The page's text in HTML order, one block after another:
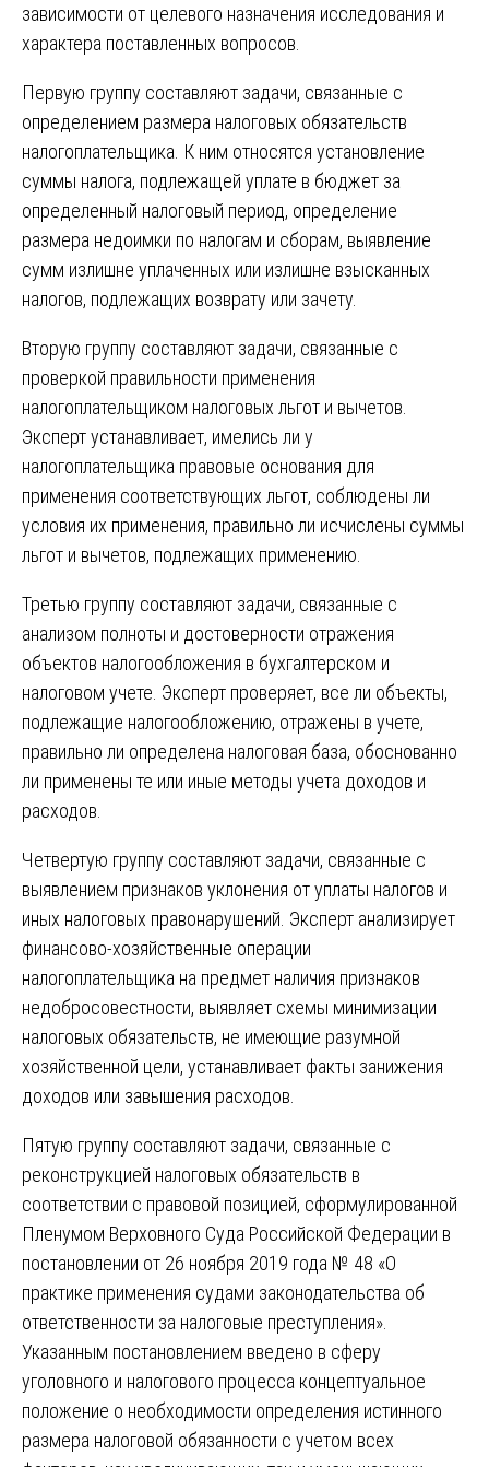
зависимости от целевого назначения исследования и
характера поставленных вопросов.
Первую группу составляют задачи, связанные с
определением размера налоговых обязательств
налогоплательщика. К ним относятся установление
суммы налога, подлежащей уплате в бюджет за
определенный налоговый период, определение
размера недоимки по налогам и сборам, выявление
сумм излишне уплаченных или излишне взысканных
налогов, подлежащих возврату или зачету.
Вторую группу составляют задачи, связанные с
проверкой правильности применения
налогоплательщиком налоговых льгот и вычетов.
Эксперт устанавливает, имелись ли у
налогоплательщика правовые основания для
применения соответствующих льгот, соблюдены ли
условия их применения, правильно ли исчислены суммы
льгот и вычетов, подлежащих применению.
Третью группу составляют задачи, связанные с
анализом полноты и достоверности отражения
объектов налогообложения в бухгалтерском и
налоговом учете. Эксперт проверяет, все ли объекты,
подлежащие налогообложению, отражены в учете,
правильно ли определена налоговая база, обоснованно
ли применены те или иные методы учета доходов и
расходов.
Четвертую группу составляют задачи, связанные с
выявлением признаков уклонения от уплаты налогов и
иных налоговых правонарушений. Эксперт анализирует
финансово-хозяйственные операции
налогоплательщика на предмет наличия признаков
недобросовестности, выявляет схемы минимизации
налоговых обязательств, не имеющие разумной
хозяйственной цели, устанавливает факты занижения
доходов или завышения расходов.
Пятую группу составляют задачи, связанные с
реконструкцией налоговых обязательств в
соответствии с правовой позицией, сформулированной
Пленумом Верховного Суда Российской Федерации в
постановлении от 26 ноября 2019 года № 48 «О
практике применения судами законодательства об
ответственности за налоговые преступления».
Указанным постановлением введено в сферу
уголовного и налогового процесса концептуальное
положение о необходимости определения истинного
размера налоговой обязанности с учетом всех